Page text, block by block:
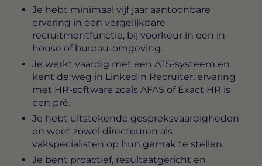
Je hebt minimaal vijf jaar aantoonbare
ervaring in een vergelijkbare
recruitmentfunctie, bij voorkeur in een in-
house of bureau-omgeving.
Je werkt vaardig met een ATS-systeem en
kent de weg in LinkedIn Recruiter; ervaring
met HR-software zoals AFAS of Exact HR is
een pré.
Je hebt uitstekende gespreksvaardigheden
en weet zowel directeuren als
vakspecialisten op hun gemak te stellen.
Je bent proactief, resultaatgericht en